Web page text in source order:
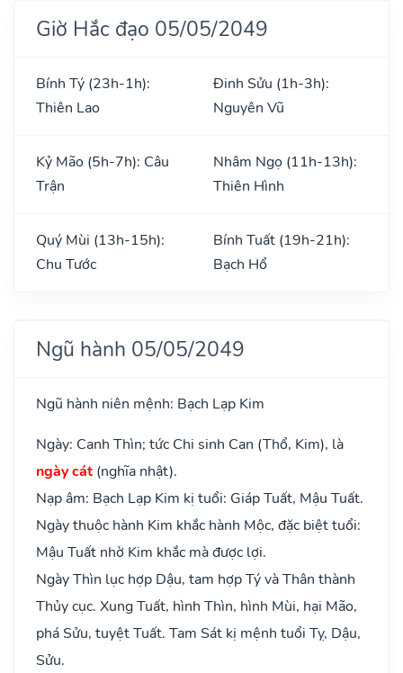
Giờ Hắc đạo 05/05/2049
Bính Tý (23h-1h):
Thiên Lao
Đinh Sửu (1h-3h):
Nguyên Vũ
Kỷ Mão (5h-7h): Câu
Trận
Nhâm Ngọ (11h-13h):
Thiên Hình
Quý Mùi (13h-15h):
Chu Tước
Bính Tuất (19h-21h):
Bạch Hổ
Ngũ hành 05/05/2049
Ngũ hành niên mệnh: Bạch Lạp Kim
Ngày: Canh Thìn; tức Chi sinh Can (Thổ, Kim), là
ngày cát(nghĩa nhật).
Nạp âm: Bạch Lạp Kim kị tuổi: Giáp Tuất, Mậu Tuất.
Ngày thuộc hành Kim khắc hành Mộc, đặc biệt tuổi:
Mậu Tuất nhờ Kim khắc mà được lợi.
Ngày Thìn lục hợp Dậu, tam hợp Tý và Thân thành
Thủy cục. Xung Tuất, hình Thìn, hình Mùi, hại Mão,
phá Sửu, tuyệt Tuất. Tam Sát kị mệnh tuổi Tỵ, Dậu,
Sửu.